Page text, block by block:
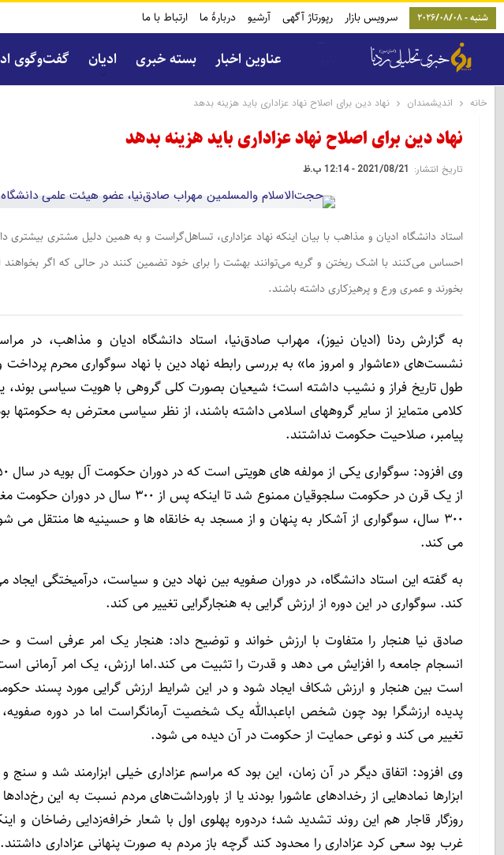
شنبه - 2026/08/08 سرویس بازار رپورتاژ آگهی آرشیو دربارۀ ما ارتباط با ما
عناوین اخبار بسته خبری ادیان گفت‌و‌گوی
خانه اندیشمندان نهاد دین برای اصلاح نهاد عزاداری باید هزینه بدهد
نهاد دین برای اصلاح نهاد عزاداری باید هزینه بدهد
تاریخ انتشار: 2021/08/21 - 12:14 ب.ظ
استاد دانشگاه ادیان و مذاهب با بیان اینکه نهاد عزاداری، تساهل‌گراست و به همین دلیل مشتری
احساس می‌کنند با اشک ریختن و گریه می‌توانند بهشت را برای خود تضمین کنند در حالی که اگر
بخورند و عمری ورع و پرهیزکاری داشته باشند.
به گزارش ردنا (ادیان نیوز)، مهراب صادق‌نیا، استاد دانشگاه ادیان و مذاهب، در
نشست‌های «عاشوار و امروز ما» به بررسی رابطه نهاد دین با نهاد سوگواری محرم
طول تاریخ فراز و نشیب داشته است؛ شیعیان بصورت کلی گروهی با هویت سیاسی
کلامی متمایز از سایر گروههای اسلامی داشته باشند، از نظر سیاسی معترض به حکومتها
پیامبر، صلاحیت حکومت نداشتند.
از یک قرن در حکومت سلجوقیان ممنوع شد تا
۳۰۰ سال، سوگواری از آشکار به پنهان و از مسجد به خانقاه ها و حسینیه ها منتقل می
می کند.
به گفته این استاد دانشگاه، در دوران صفویه بین نهاد دین و سیاست، درآمیختگی
کند. سوگواری در این دوره از ارزش گرایی به هنجارگرایی تغییر می کند.
صادق نیا هنجار را متفاوت با ارزش خواند و توضیح داد: هنجار یک امر عرفی است
انسجام جامعه را افزایش می دهد و قدرت را تثبیت می کند.اما ارزش، یک امر آرمانی
است بین هنجار و ارزش شکاف ایجاد شود و در این شرایط ارزش گرایی مورد پسند
پدیده ارزشگرا بود چون شخص اباعبدالله یک شخصیت آرمانگراست اما در دوره صفویه،
تغییر می کند و نوعی حمایت از حکومت در آن دیده می شود.
وی افزود: اتفاق دیگر در آن زمان، این بود که مراسم عزاداری خیلی ابزارمند شد و
ابزارها نمادهایی از رخدادهای عاشورا بودند یا از باورداشت‌های مردم نسبت به این
روزگار قاجار هم این روند تشدید شد؛ دردوره پهلوی اول با شعار خرافه‌زدایی رضاخان و
غرب بود سعی کرد عزاداری را محدود کند گرچه باز مردم به صورت پنهانی عزاداری